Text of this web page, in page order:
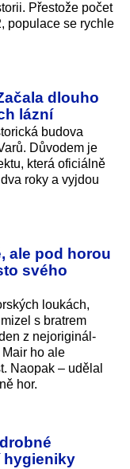
Přestože počet
populace se rychle
dlouho
lázní
budova
Důvodem je
která oficiálně
roky a vyjdou
ale pod horou
svého
loukách,
s bratrem
z nejoriginál­
ho ale
Naopak – udělal
hor.
hygieniky